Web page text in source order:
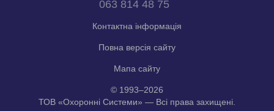
063 814 48 75
Контактна інформація
Повна версія сайту
Мапа сайту
© 1993–2026
ТОВ «Охоронні Системи» — Всі права захищені.